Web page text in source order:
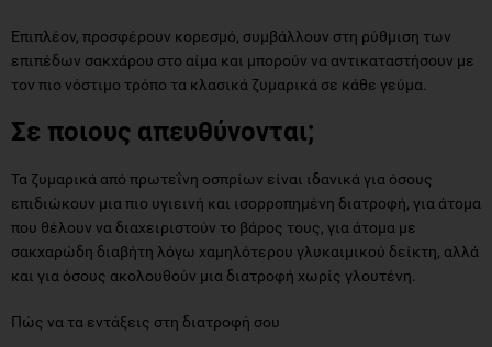
Επιπλέον, προσφέρουν κορεσμό, συμβάλλουν στη ρύθμιση των
επιπέδων σακχάρου στο αίμα και μπορούν να αντικαταστήσουν με
τον πιο νόστιμο τρόπο τα κλασικά ζυμαρικά σε κάθε γεύμα.
Σε ποιους απευθύνονται;
Τα ζυμαρικά από πρωτεΐνη οσπρίων είναι ιδανικά για όσους
επιδιώκουν μια πιο υγιεινή και ισορροπημένη διατροφή, για άτομα
που θέλουν να διαχειριστούν το βάρος τους, για άτομα με
σακχαρώδη διαβήτη λόγω χαμηλότερου γλυκαιμικού δείκτη, αλλά
και για όσους ακολουθούν μια διατροφή χωρίς γλουτένη.
Πώς να τα εντάξεις στη διατροφή σου